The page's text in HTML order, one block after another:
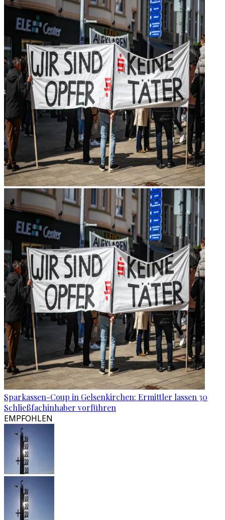
Sparkassen-Coup in Gelsenkirchen: Ermittler lassen 30
Schließfachinhaber vorführen
EMPFOHLEN